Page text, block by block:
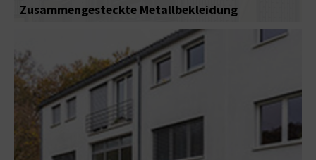
Zusammengesteckte Metallbekleidung